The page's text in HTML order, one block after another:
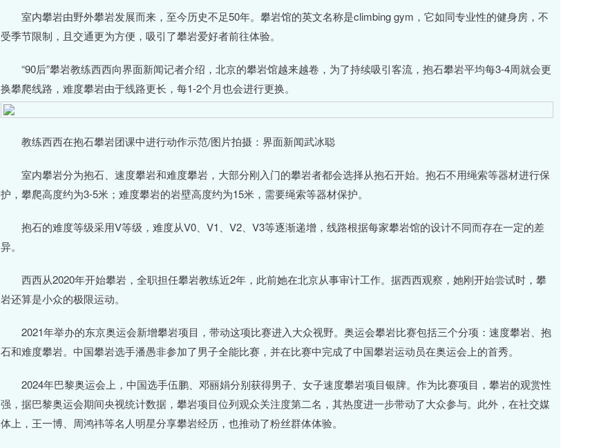
室内攀岩由野外攀岩发展而来，至今历史不足50年。攀岩馆的英文名称是climbing gym，它如同专业性的健身房，不
受季节限制，且交通更为方便，吸引了攀岩爱好者前往体验。
“90后”攀岩教练西西向界面新闻记者介绍，北京的攀岩馆越来越卷，为了持续吸引客流，抱石攀岩平均每3-4周就会更
换攀爬线路，难度攀岩由于线路更长，每1-2个月也会进行更换。
教练西西在抱石攀岩团课中进行动作示范/图片拍摄：界面新闻武冰聪
室内攀岩分为抱石、速度攀岩和难度攀岩，大部分刚入门的攀岩者都会选择从抱石开始。抱石不用绳索等器材进行保
护，攀爬高度约为3-5米；难度攀岩的岩壁高度约为15米，需要绳索等器材保护。
抱石的难度等级采用V等级，难度从V0、V1、V2、V3等逐渐递增，线路根据每家攀岩馆的设计不同而存在一定的差
异。
西西从2020年开始攀岩，全职担任攀岩教练近2年，此前她在北京从事审计工作。据西西观察，她刚开始尝试时，攀
岩还算是小众的极限运动。
2021年举办的东京奥运会新增攀岩项目，带动这项比赛进入大众视野。奥运会攀岩比赛包括三个分项：速度攀岩、抱
石和难度攀岩。中国攀岩选手潘愚非参加了男子全能比赛，并在比赛中完成了中国攀岩运动员在奥运会上的首秀。
2024年巴黎奥运会上，中国选手伍鹏、邓丽娟分别获得男子、女子速度攀岩项目银牌。作为比赛项目，攀岩的观赏性
强，据巴黎奥运会期间央视统计数据，攀岩项目位列观众关注度第二名，其热度进一步带动了大众参与。此外，在社交媒
体上，王一博、周鸿祎等名人明星分享攀岩经历，也推动了粉丝群体体验。